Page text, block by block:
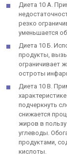
Диета 10 А.
резко
уменьшается
Диета 10 Б.
продукты,
ограничивает
остроты
Диета 10 В.
подчеркнуть
снижается
жиров в
углеводы.
продуктами,
кислоты.